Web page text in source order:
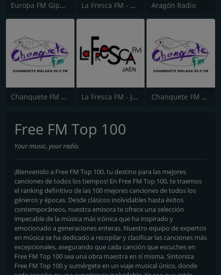
Europa FM Gipuzkoa La Fresca FM - Cádiz y Jerez Aragón Radio
Chanquete FM Málaga La Fresca FM - Jaén Chanquete FM Costa del Sol
Free FM Top 100
Your music, your radio.
¡Bienvenido a Free FM Top 100, tu destino para las mejores
canciones de todos los tiempos! En Free FM Top 100, te traemos
el ranking definitivo de las 100 mejores canciones de todos los
géneros y épocas. Desde clásicos inolvidables hasta éxitos
contemporáneos, nuestra emisora te ofrece una selección
impecable de la música más icónica que ha inspirado y
emocionado a generaciones enteras. Nuestro equipo de expertos
en música se ha dedicado a recopilar y clasificar las canciones más
excepcionales, asegurando que cada canción que escuches en
Free FM Top 100 sea una obra maestra en sí misma. Sintoniza
Free FM Top 100 y sumérgete en un viaje musical único, donde